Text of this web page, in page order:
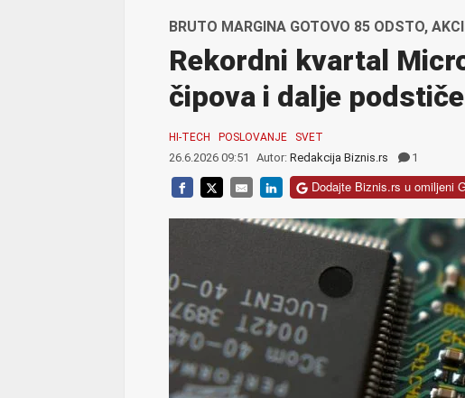
BRUTO MARGINA GOTOVO 85 ODSTO,
Rekordni kvartal
čipova i dalje
HI-TECH POSLOVANJE SVET
26.6.2026 09:51 Autor: Redakcija Biznis.rs 1
Dodajte Biznis.rs u omiljeni